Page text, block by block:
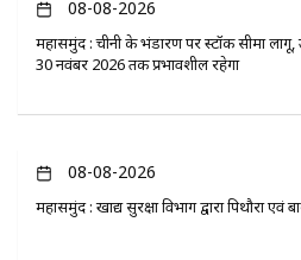
08-08-2026
महासमुंद : चीनी के भंडारण पर स्टॉक सीमा
30 नवंबर 2026 तक प्रभावशील रहेगा
08-08-2026
महासमुंद : खाद्य सुरक्षा विभाग द्वारा पिथौरा